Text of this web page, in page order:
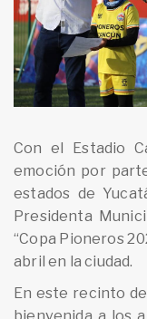
Con el Estadio
emoción por
estados de
Presidenta
“Copa Pioneros
abril en la ciudad.
En este recinto